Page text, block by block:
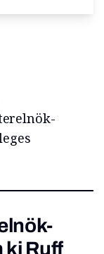
ki Ruff